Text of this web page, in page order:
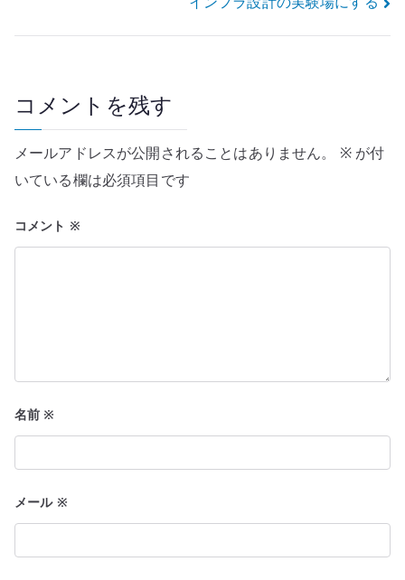
ビ
ー
シ
ョ
ン
コメントを残す
メールアドレスが公開されることはありません。 ※が付
いている欄は必須項目です
コメント ※
名前※
メール ※